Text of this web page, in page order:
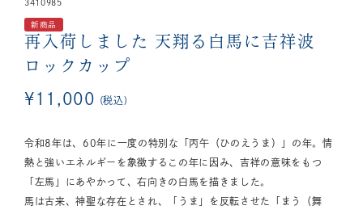
3410985
新商品
再入荷しました 天翔る白馬に吉祥波
ロックカップ
¥ 11,000 税込
令和8年は、60年に一度の特別な「丙午（ひのえうま）」の年。情
熱と強いエネルギーを象徴するこの年に因み、吉祥の意味をもつ
「左馬」にあやかって、右向きの白馬を描きました。
馬は古来、神聖な存在とされ、「うま」を反転させた「まう（舞